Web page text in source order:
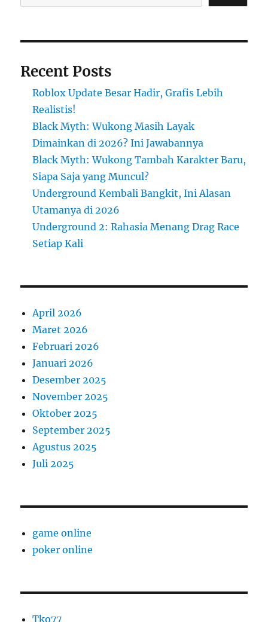
Recent Posts
Roblox Update Besar Hadir, Grafis Lebih
Realistis!
Black Myth: Wukong Masih Layak
Dimainkan di 2026? Ini Jawabannya
Black Myth: Wukong Tambah Karakter Baru,
Siapa Saja yang Muncul?
Underground Kembali Bangkit, Ini Alasan
Utamanya di 2026
Underground 2: Rahasia Menang Drag Race
Setiap Kali
April 2026
Maret 2026
Februari 2026
Januari 2026
Desember 2025
November 2025
Oktober 2025
September 2025
Agustus 2025
Juli 2025
game online
poker online
Tko77